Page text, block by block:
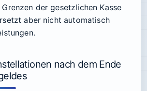
der gesetzlichen Kasse
aber nicht automatisch
nach dem Ende